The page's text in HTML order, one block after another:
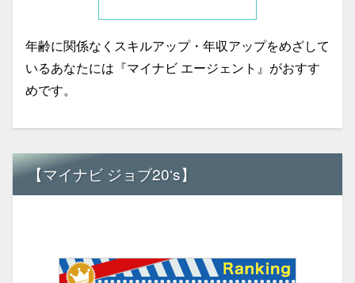
年齢に関係なくスキルアップ・年収アップをめざして
いるあなたには『マイナビ エージェント』がおすす
めです。
【マイナビ ジョブ20‘s】